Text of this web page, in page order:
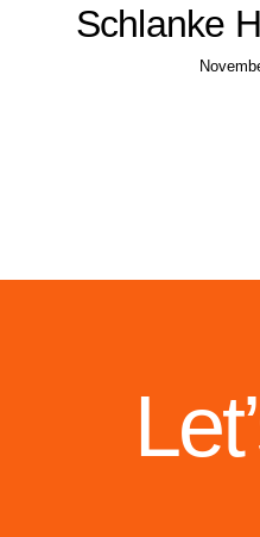
Schlanke